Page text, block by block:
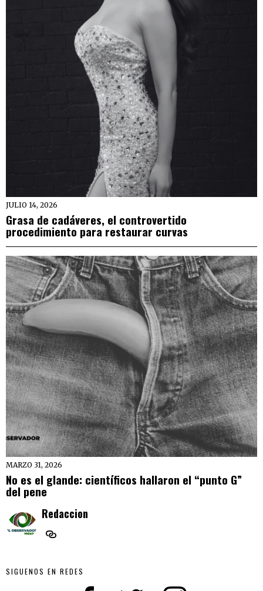
JULIO 14, 2026
Grasa de cadáveres, el controvertido
procedimiento para restaurar curvas
MARZO 31, 2026
No es el glande: científicos hallaron el “punto G”
del pene
Redaccion
SIGUENOS EN REDES